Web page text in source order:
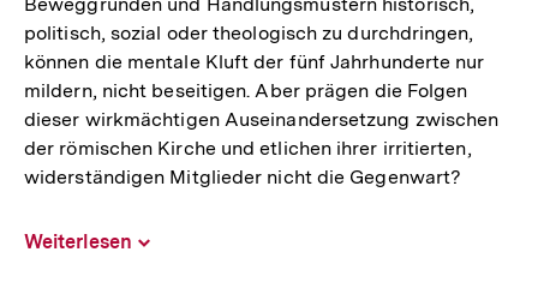
politisch, sozial oder theologisch zu durchdringen,
können die mentale Kluft der fünf Jahrhunderte nur
mildern, nicht beseitigen. Aber prägen die Folgen
dieser wirkmächtigen Auseinandersetzung zwischen
der römischen Kirche und etlichen ihrer irritierten,
widerständigen Mitglieder nicht die Gegenwart?
Weiterlesen